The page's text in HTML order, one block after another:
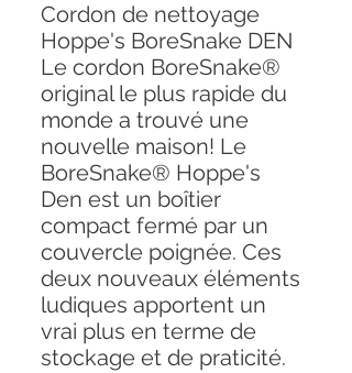
Cordon de nettoyage
Hoppe's BoreSnake DEN
Le cordon BoreSnake®
original le plus rapide du
monde a trouvé une
nouvelle maison! Le
BoreSnake® Hoppe's
Den est un boîtier
compact fermé par un
couvercle poignée. Ces
deux nouveaux éléments
ludiques apportent un
vrai plus en terme de
stockage et de praticité.